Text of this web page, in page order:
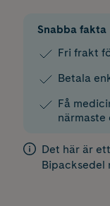
Snabba fakta
Fri frakt
Betala
Få
närmaste
Det här är
Bipacksedel